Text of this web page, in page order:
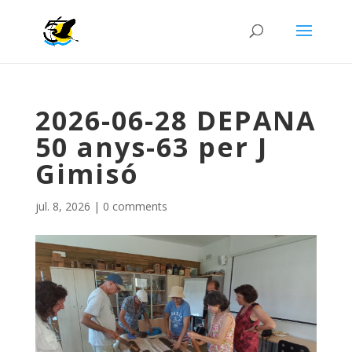
2026-06-28 DEPANA
50 anys-63 per J
Gimisó
jul. 8, 2026 | 0 comments